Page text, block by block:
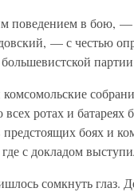
поведением в бою, —
— с честью
всех ротах и
предстоящих боях и
с докладом
сомкнуть глаз.